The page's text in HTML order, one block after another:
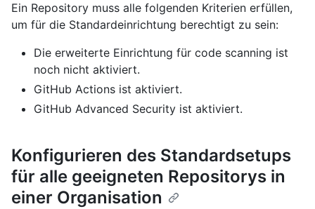
Ein Repository muss alle folgenden Kriterien erfüllen,
um für die Standardeinrichtung berechtigt zu sein:
Die erweiterte Einrichtung für code scanning ist
noch nicht aktiviert.
GitHub Actions ist aktiviert.
GitHub Advanced Security ist aktiviert.
Konfigurieren des Standardsetups
für alle geeigneten Repositorys in
einer Organisation